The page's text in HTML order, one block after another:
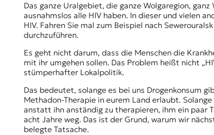
Das ganze Uralgebiet, die ganze Wolgaregion,
ausnahmslos alle HIV haben. In dieser und vielen
HIV. Fahren Sie mal zum Beispiel nach
durchzuführen.
Es geht nicht darum, dass die Menschen die
mit ihr umgehen sollen. Das Problem heißt nicht
stümperhafter Lokalpolitik.
Das bedeutet, solange es bei uns Drogenkonsum
Methadon-Therapie in eurem Land erlaubt.
anstatt ihn anständig zu therapieren, ihm ein paar
acht Jahre weg. Das ist der Grund, warum wir
belegte Tatsache.